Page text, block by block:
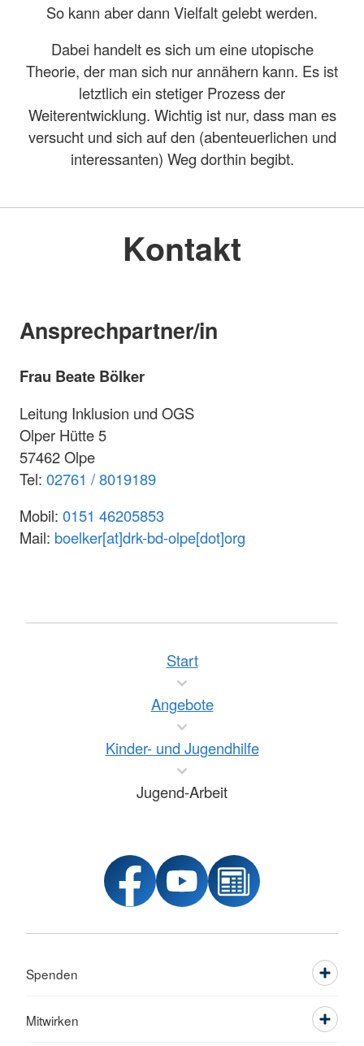
So kann aber dann Vielfalt gelebt werden.
Dabei handelt es sich um eine utopische
Theorie, der man sich nur annähern kann. Es ist
letztlich ein stetiger Prozess der
Weiterentwicklung. Wichtig ist nur, dass man es
versucht und sich auf den (abenteuerlichen und
interessanten) Weg dorthin begibt.
Kontakt
Ansprechpartner/in
Frau Beate Bölker
Leitung Inklusion und OGS
Olper Hütte 5
57462 Olpe
Tel: 02761 / 8019189
Mobil: 0151 46205853
Mail: boelker[at]drk-bd-olpe[dot]org
Start
Angebote
Kinder- und Jugendhilfe
Jugend-Arbeit
Spenden
Mitwirken